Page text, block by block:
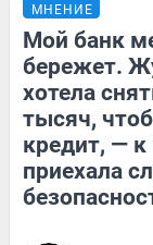
МНЕНИЕ
Мой банк
бережет.
хотела
тысяч,
кредит, —
приехала